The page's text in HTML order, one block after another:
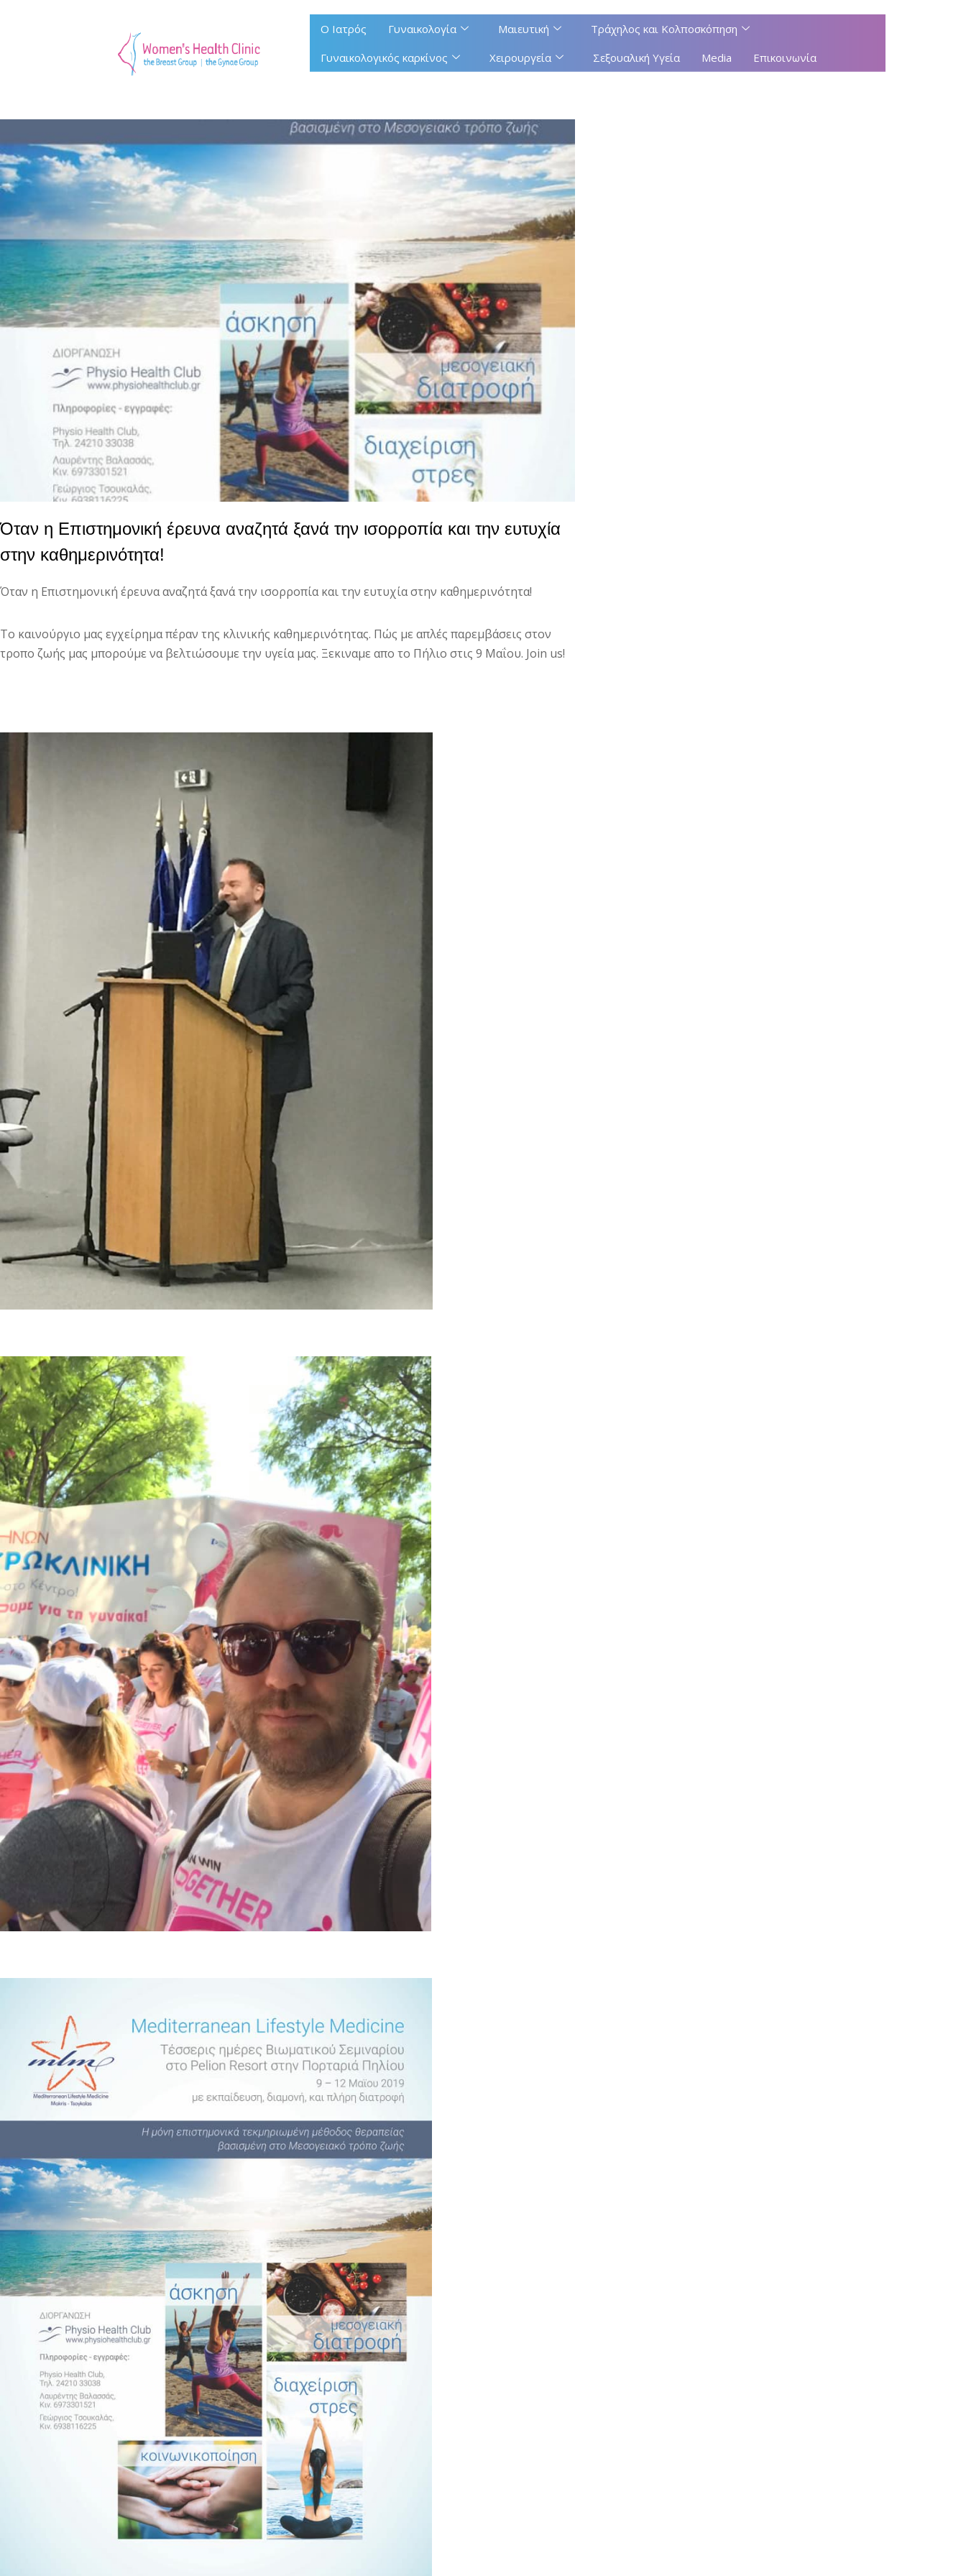
Ο Ιατρός Γυναικολογία Μαιευτική
Τράχηλος και Κολποσκόπηση
Γυναικολογικός καρκίνος
Χειρουργεία Σεξουαλική Υγεία Media Επικοινωνία
Όταν η Επιστημονική έρευνα αναζητά ξανά την ισορροπία και την ευτυχία
στην καθημερινότητα!
Όταν η Επιστημονική έρευνα αναζητά ξανά την ισορροπία και την ευτυχία στην καθημερινότητα!
Το καινούργιο μας εγχείρημα πέραν της κλινικής καθημερινότητας. Πώς με απλές παρεμβάσεις στον
τροπο ζωής μας μπορούμε να βελτιώσουμε την υγεία μας. Ξεκιναμε απο το Πήλιο στις 9 Μαΐου. Join us!